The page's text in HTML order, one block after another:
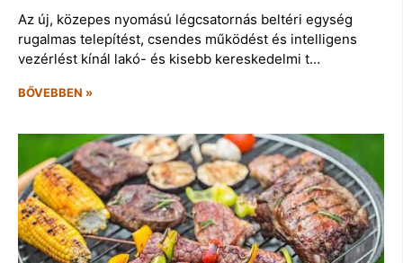
Az új, közepes nyomású légcsatornás beltéri egység
rugalmas telepítést, csendes működést és intelligens
vezérlést kínál lakó- és kisebb kereskedelmi t…
BŐVEBBEN »